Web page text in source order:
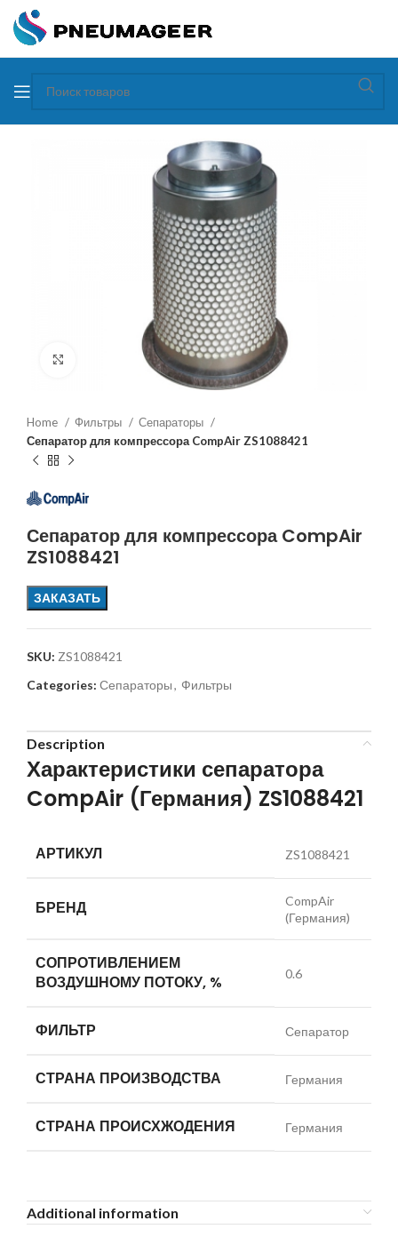
Home Фильтры
Сепараторы
Сепаратор для компрессора CompAir ZS1088421
Сепаратор для компрессора CompAir
ZS1088421
ЗАКАЗАТЬ
SKU: ZS1088421
Categories: Сепараторы, Фильтры
Description
Характеристики сепаратора
CompAir (Германия) ZS1088421
АРТИКУЛ ZS1088421
БРЕНД
CompAir
(Германия)
СОПРОТИВЛЕНИЕМ
ВОЗДУШНОМУ ПОТОКУ, %
0.6
ФИЛЬТР Сепаратор
СТРАНА ПРОИЗВОДСТВА Германия
СТРАНА ПРОИСХЖОДЕНИЯ Германия
Additional information